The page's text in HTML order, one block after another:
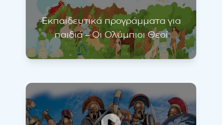
Εκπαιδευτικά προγράμματα για
παιδιά – Οι Ολύμπιοι Θεοί